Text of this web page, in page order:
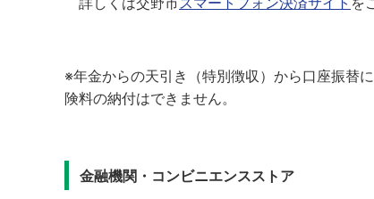
※年金からの天引き（特別徴収）から口座振替
険料の納付はできません。
金融機関・コンビニエンスストア